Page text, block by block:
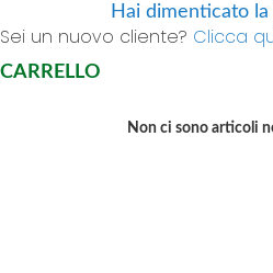
Hai dimenticato la
Sei un nuovo cliente? Clicca
CARRELLO
Non ci sono articoli